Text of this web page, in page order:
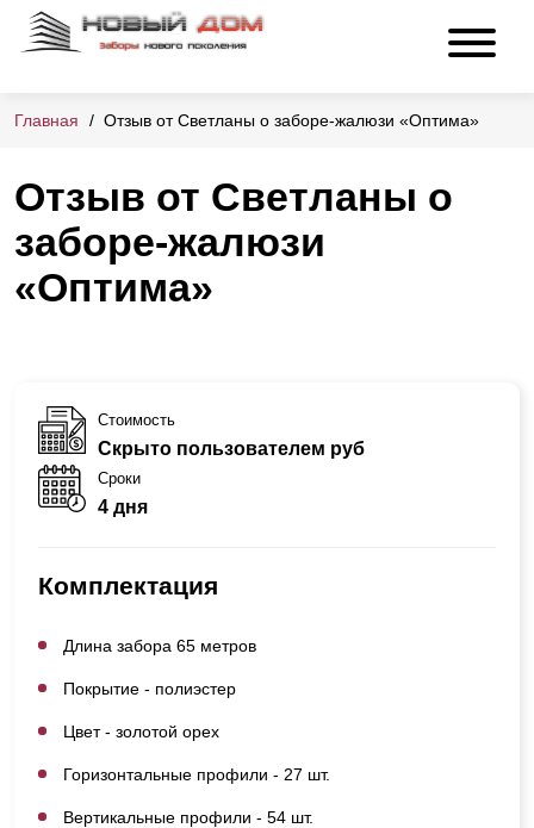
Главная Отзыв от Светланы о заборе-жалюзи «Оптима»
Отзыв от Светланы о
заборе-жалюзи
«Оптима»
Стоимость
Скрыто пользователем руб
Сроки
4 дня
Комплектация
Длина забора 65 метров
Покрытие - полиэстер
Цвет - золотой орех
Горизонтальные профили - 27 шт.
Вертикальные профили - 54 шт.